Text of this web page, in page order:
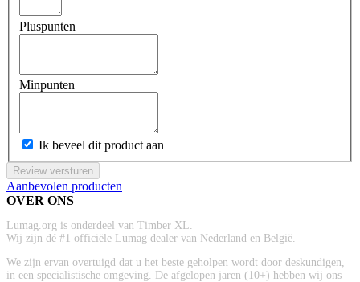
Pluspunten
Minpunten
Ik beveel dit product aan
Review versturen
Aanbevolen producten
OVER ONS
Lumag.org is onderdeel van Timber XL.
Wij zijn dé #1 officiële Lumag dealer van Nederland en België.
We zijn ervan overtuigd dat u het beste geholpen wordt door deskundigen,
in een specialistische omgeving. De afgelopen jaren (10+) hebben wij ons